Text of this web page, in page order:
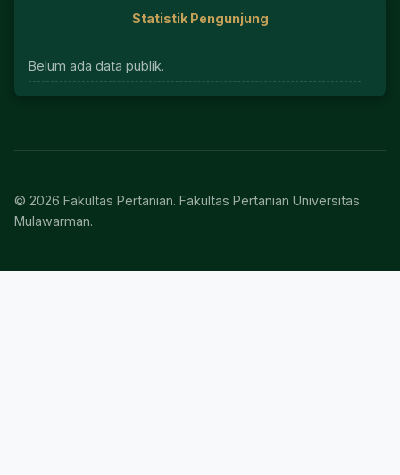
Statistik Pengunjung
Belum ada data publik.
© 2026 Fakultas Pertanian. Fakultas Pertanian Universitas
Mulawarman.